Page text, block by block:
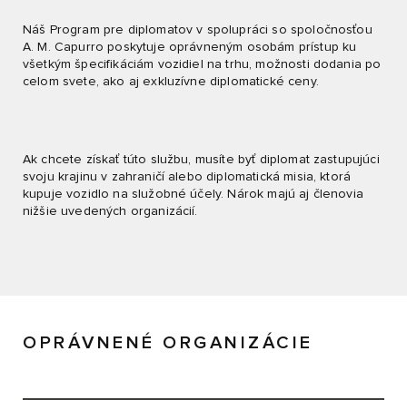
Náš Program pre diplomatov v spolupráci so spoločnosťou
A. M. Capurro poskytuje oprávneným osobám prístup ku
všetkým špecifikáciám vozidiel na trhu, možnosti dodania po
celom svete, ako aj exkluzívne diplomatické ceny.
Ak chcete získať túto službu, musíte byť diplomat zastupujúci
svoju krajinu v zahraničí alebo diplomatická misia, ktorá
kupuje vozidlo na služobné účely. Nárok majú aj členovia
nižšie uvedených organizácií.
OPRÁVNENÉ ORGANIZÁCIE